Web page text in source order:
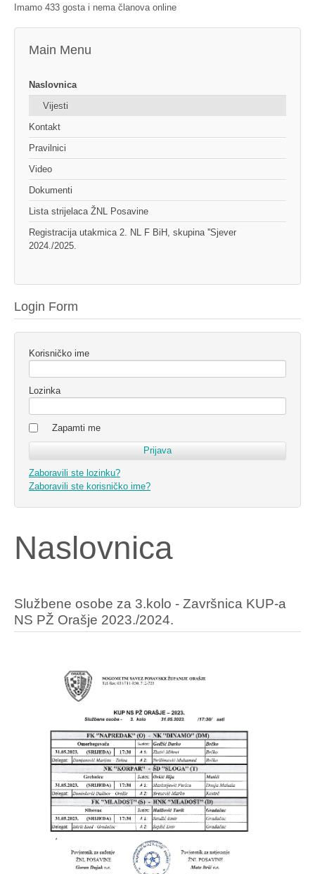
Imamo 433 gosta i nema članova online
Main Menu
Naslovnica
Vijesti
Kontakt
Pravilnici
Video
Dokumenti
Lista strijelaca ŽNL Posavine
Registracija utakmica 2. NL F BiH, skupina ''Sjever
2024./2025.
Login Form
Korisničko ime
Lozinka
Zapamti me
Zaboravili ste lozinku?
Zaboravili ste korisničko ime?
Naslovnica
Službene osobe za 3.kolo - Završnica KUP-a
NS PŽ Orašje 2023./2024.